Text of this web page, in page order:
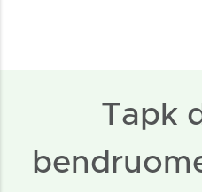
Tapk